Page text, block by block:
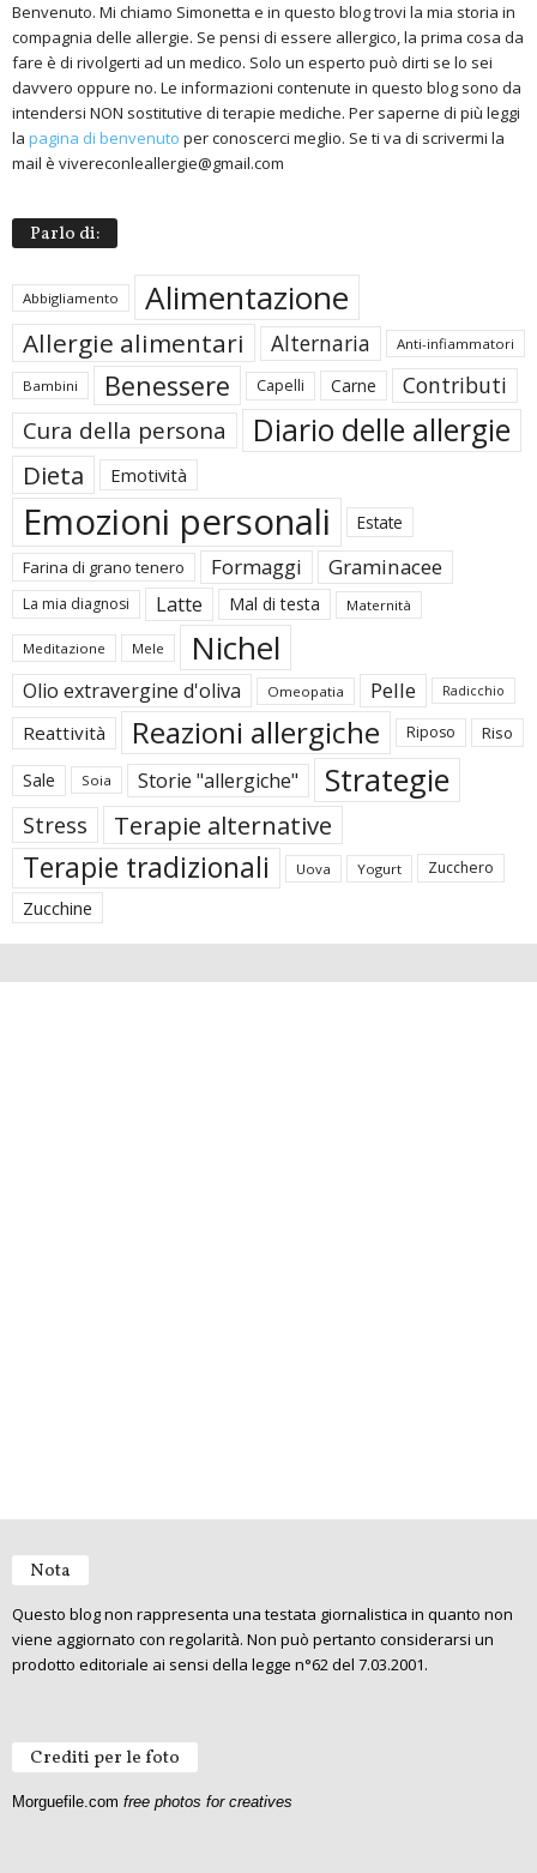
Benvenuto. Mi chiamo Simonetta e in questo blog trovi la mia storia in
compagnia delle allergie. Se pensi di essere allergico, la prima cosa da
fare è di rivolgerti ad un medico. Solo un esperto può dirti se lo sei
davvero oppure no. Le informazioni contenute in questo blog sono da
intendersi NON sostitutive di terapie mediche. Per saperne di più leggi
la pagina di benvenuto per conoscerci meglio. Se ti va di scrivermi la
mail è vivereconleallergie@gmail.com
Parlo di:
Abbigliamento Alimentazione
Allergie alimentari Alternaria Anti-infiammatori
Bambini Benessere Capelli Carne Contributi
Cura della persona Diario delle allergie
Dieta Emotività
Emozioni personali Estate
Farina di grano tenero Formaggi Graminacee
La mia diagnosi Latte Mal di testa Maternità
Meditazione Mele Nichel
Olio extravergine d'oliva Omeopatia Pelle Radicchio
Reattività Reazioni allergiche Riposo Riso
Sale Soia Storie "allergiche" Strategie
Stress Terapie alternative
Terapie tradizionali Uova Yogurt Zucchero
Zucchine
Nota
Questo blog non rappresenta una testata giornalistica in quanto non
viene aggiornato con regolarità. Non può pertanto considerarsi un
prodotto editoriale ai sensi della legge n°62 del 7.03.2001.
Crediti per le foto
Morguefile.com free photos for creatives